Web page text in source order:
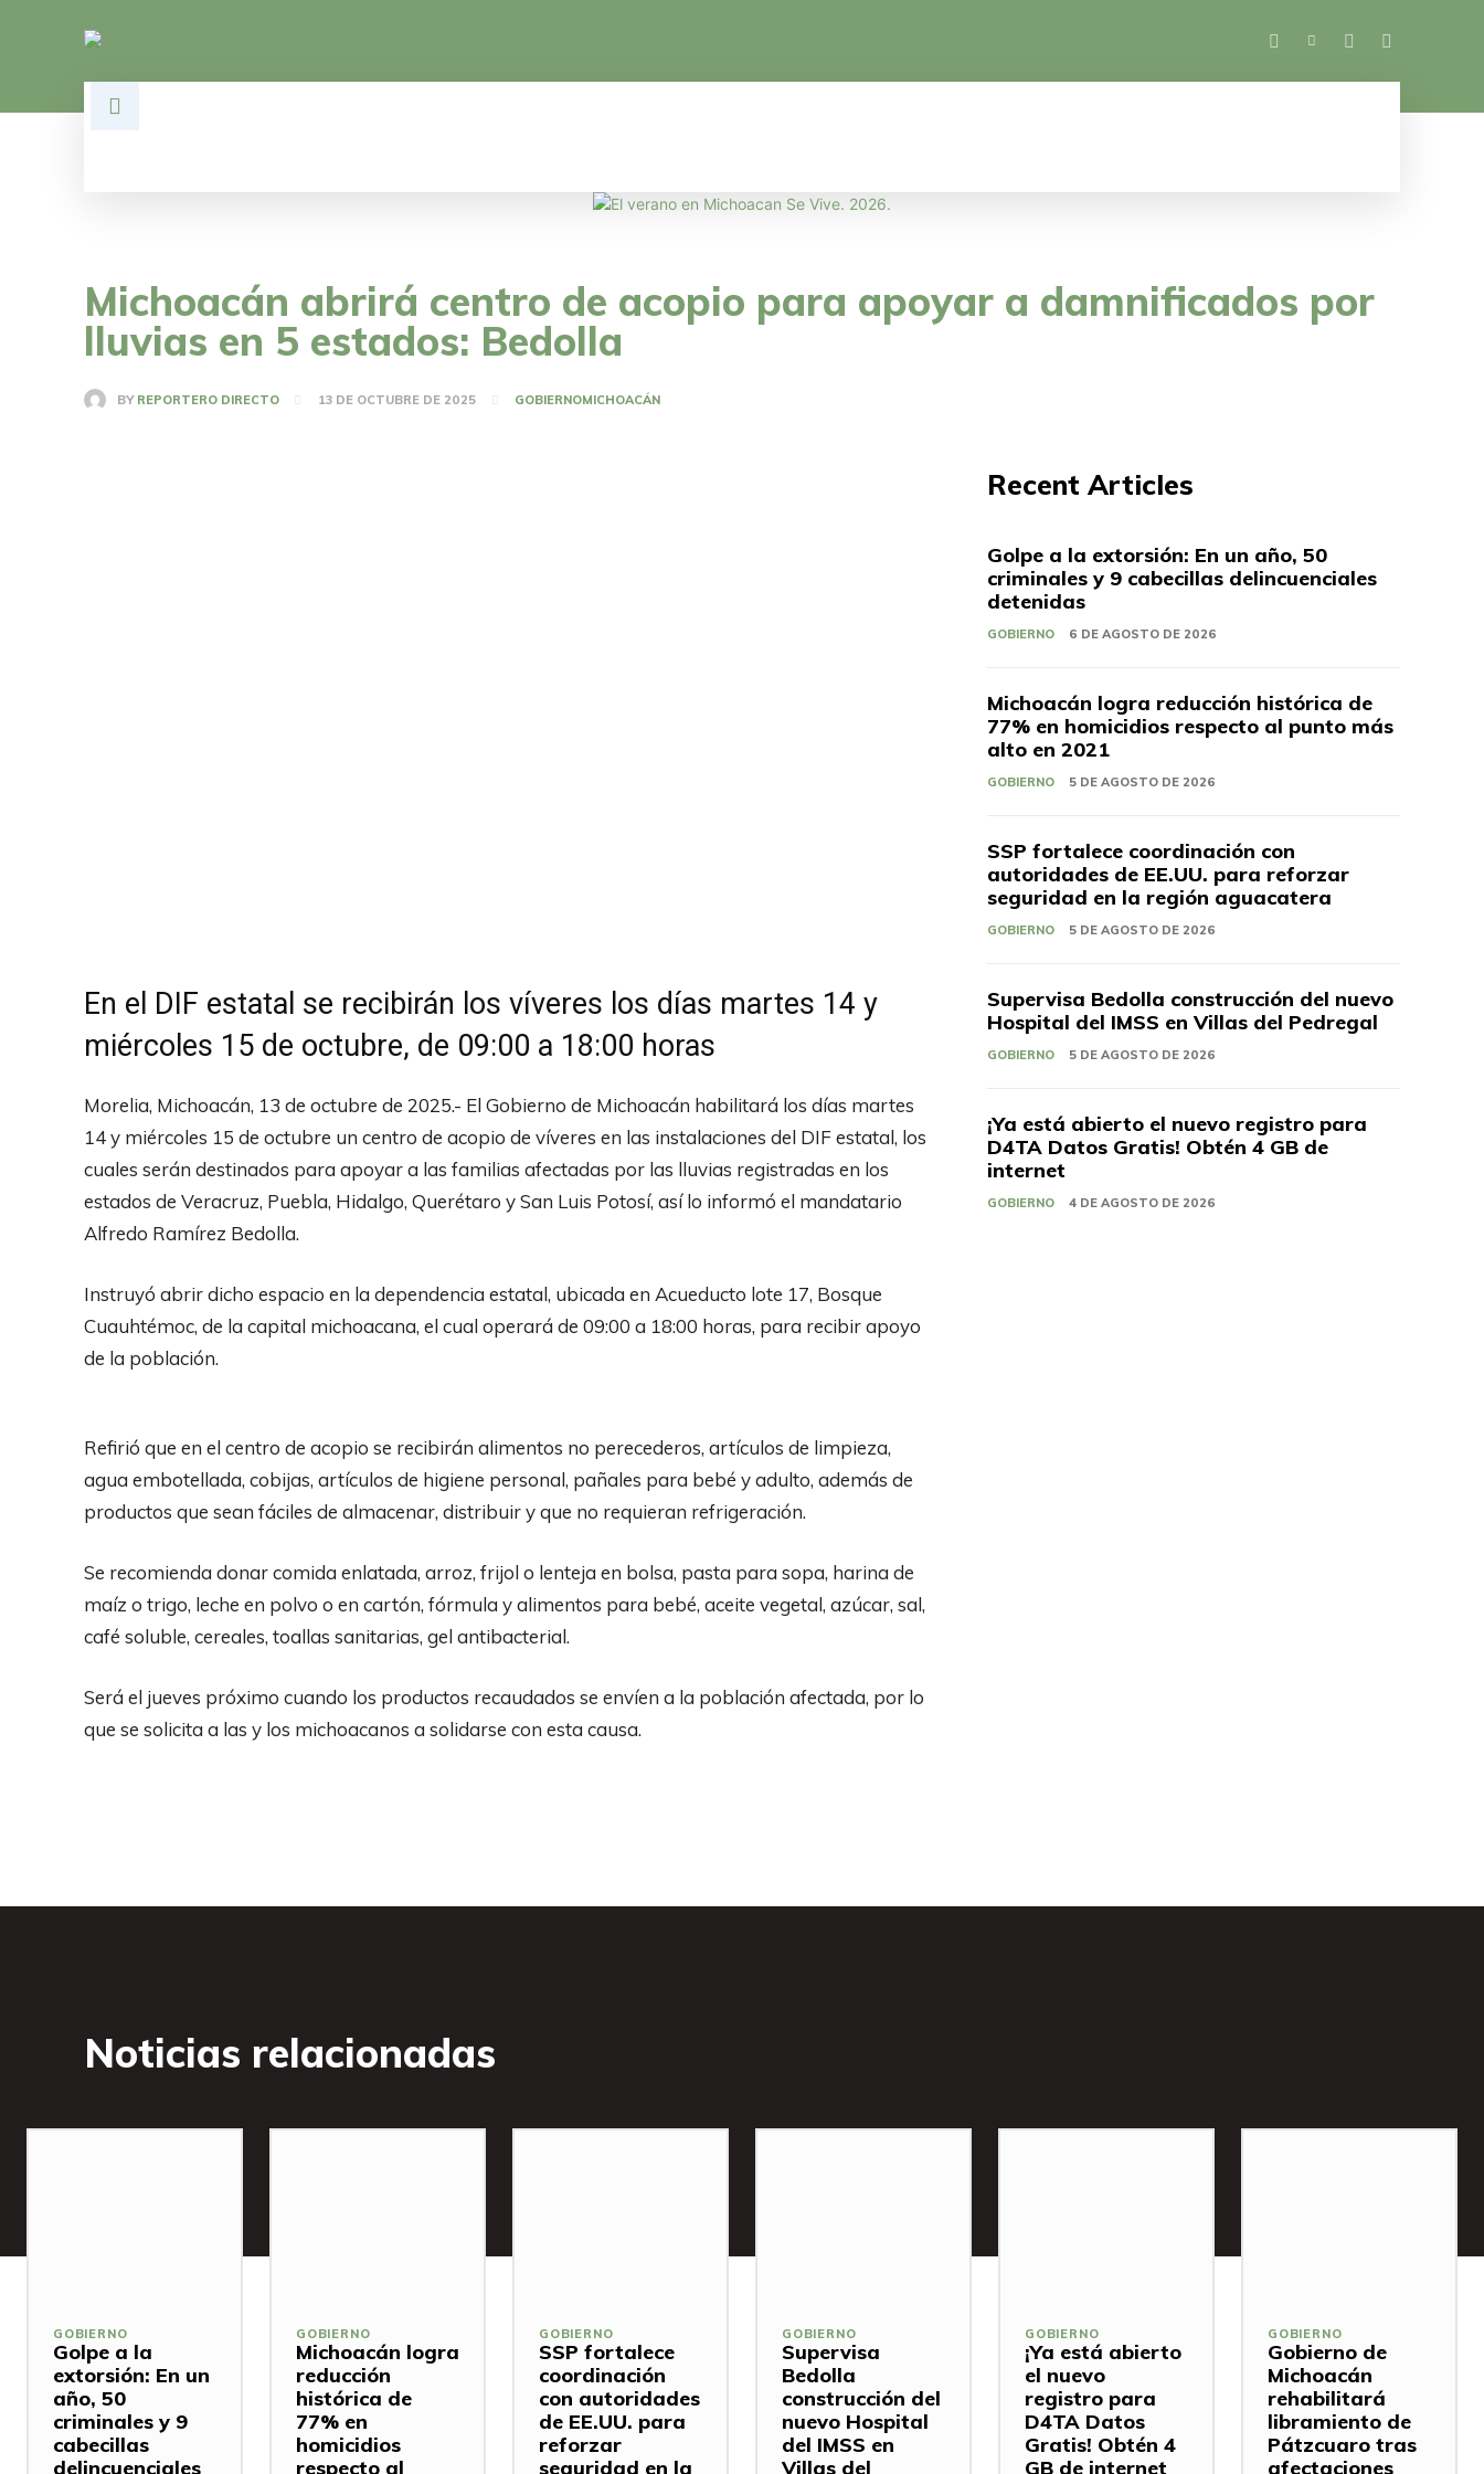
Michoacán abrirá centro de acopio para apoyar a damnificados por
lluvias en 5 estados: Bedolla
BY REPORTERO DIRECTO 13 DE OCTUBRE DE 2025 GOBIERNOMICHOACÁN
En el DIF estatal se recibirán los víveres los días martes 14 y
miércoles 15 de octubre, de 09:00 a 18:00 horas
Morelia, Michoacán, 13 de octubre de 2025.- El Gobierno de Michoacán habilitará los días martes
14 y miércoles 15 de octubre un centro de acopio de víveres en las instalaciones del DIF estatal, los
cuales serán destinados para apoyar a las familias afectadas por las lluvias registradas en los
estados de Veracruz, Puebla, Hidalgo, Querétaro y San Luis Potosí, así lo informó el mandatario
Alfredo Ramírez Bedolla.
Instruyó abrir dicho espacio en la dependencia estatal, ubicada en Acueducto lote 17, Bosque
Cuauhtémoc, de la capital michoacana, el cual operará de 09:00 a 18:00 horas, para recibir apoyo
de la población.
Refirió que en el centro de acopio se recibirán alimentos no perecederos, artículos de limpieza,
agua embotellada, cobijas, artículos de higiene personal, pañales para bebé y adulto, además de
productos que sean fáciles de almacenar, distribuir y que no requieran refrigeración.
Se recomienda donar comida enlatada, arroz, frijol o lenteja en bolsa, pasta para sopa, harina de
maíz o trigo, leche en polvo o en cartón, fórmula y alimentos para bebé, aceite vegetal, azúcar, sal,
café soluble, cereales, toallas sanitarias, gel antibacterial.
Será el jueves próximo cuando los productos recaudados se envíen a la población afectada, por lo
que se solicita a las y los michoacanos a solidarse con esta causa.
Recent Articles
Golpe a la extorsión: En un año, 50
criminales y 9 cabecillas delincuenciales
detenidas
GOBIERNO 6 DE AGOSTO DE 2026
Michoacán logra reducción histórica de
77% en homicidios respecto al punto más
alto en 2021
GOBIERNO 5 DE AGOSTO DE 2026
SSP fortalece coordinación con
autoridades de EE.UU. para reforzar
seguridad en la región aguacatera
GOBIERNO 5 DE AGOSTO DE 2026
Supervisa Bedolla construcción del nuevo
Hospital del IMSS en Villas del Pedregal
GOBIERNO 5 DE AGOSTO DE 2026
¡Ya está abierto el nuevo registro para
D4TA Datos Gratis! Obtén 4 GB de
internet
GOBIERNO 4 DE AGOSTO DE 2026
Noticias relacionadas
GOBIERNO
Golpe a la
extorsión: En un
año, 50
criminales y 9
cabecillas
delincuenciales
GOBIERNO
Michoacán logra
reducción
histórica de
77% en
homicidios
respecto al
GOBIERNO
SSP fortalece
coordinación
con autoridades
de EE.UU. para
reforzar
seguridad en la
GOBIERNO
Supervisa
Bedolla
construcción del
nuevo Hospital
del IMSS en
Villas del
GOBIERNO
¡Ya está abierto
el nuevo
registro para
D4TA Datos
Gratis! Obtén 4
GB de internet
GOBIERNO
Gobierno de
Michoacán
rehabilitará
libramiento de
Pátzcuaro tras
afectaciones